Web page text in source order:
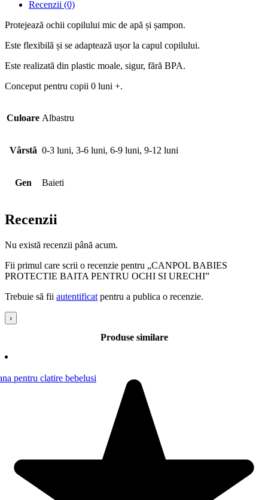
Recenzii (0)
Protejează ochii copilului mic de apă și șampon.
Este flexibilă și se adaptează ușor la capul copilului.
Este realizată din plastic moale, sigur, fără BPA.
Conceput pentru copii 0 luni +.
Culoare Albastru
Vârstă 0-3 luni, 3-6 luni, 6-9 luni, 9-12 luni
Gen Baieti
Recenzii
Nu există recenzii până acum.
Fii primul care scrii o recenzie pentru „CANPOL BABIES
PROTECTIE BAITA PENTRU OCHI SI URECHI”
Trebuie să fii autentificat pentru a publica o recenzie.
›
Produse similare